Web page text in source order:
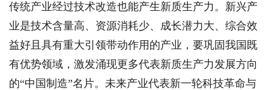
传统产业经过技术改造也能产生新质生产力。新兴产
业是技术含量高、资源消耗少、成长潜力大、综合效
益好且具有重大引领带动作用的产业，要巩固我国既
有优势领域，激发涌现更多代表新质生产力发展方向
的“中国制造”名片。未来产业代表新一轮科技革命与